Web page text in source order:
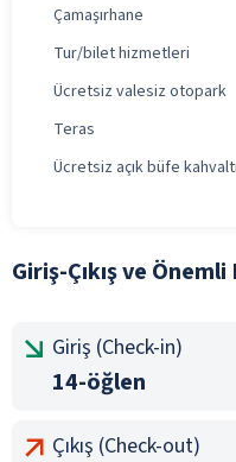
Çamaşırhane
Tur/bilet hizmetleri
Ücretsiz valesiz otopark
Teras
Ücretsiz açık büfe kahvaltı
Giriş-Çıkış ve
Giriş (Check-in)
14-öğlen
Çıkış (Check-out)